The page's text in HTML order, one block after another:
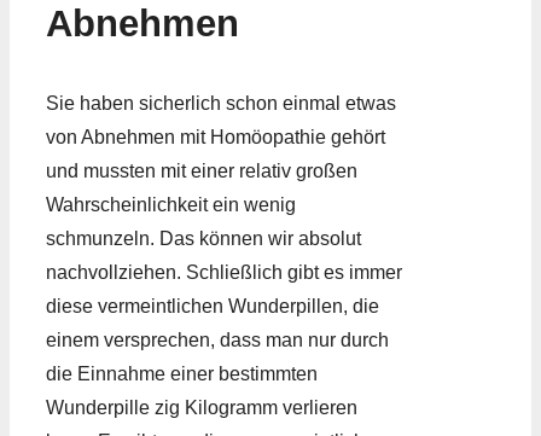
Abnehmen
Sie haben sicherlich schon einmal etwas
von Abnehmen mit Homöopathie gehört
und mussten mit einer relativ großen
Wahrscheinlichkeit ein wenig
schmunzeln. Das können wir absolut
nachvollziehen. Schließlich gibt es immer
diese vermeintlichen Wunderpillen, die
einem versprechen, dass man nur durch
die Einnahme einer bestimmten
Wunderpille zig Kilogramm verlieren